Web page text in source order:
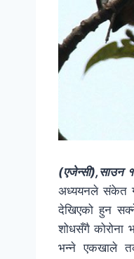
(एजेन्सी),साउन
अध्ययनले संकेत
देखिएको हुन
शोधसँगै कोरोना
भन्ने एकखाले